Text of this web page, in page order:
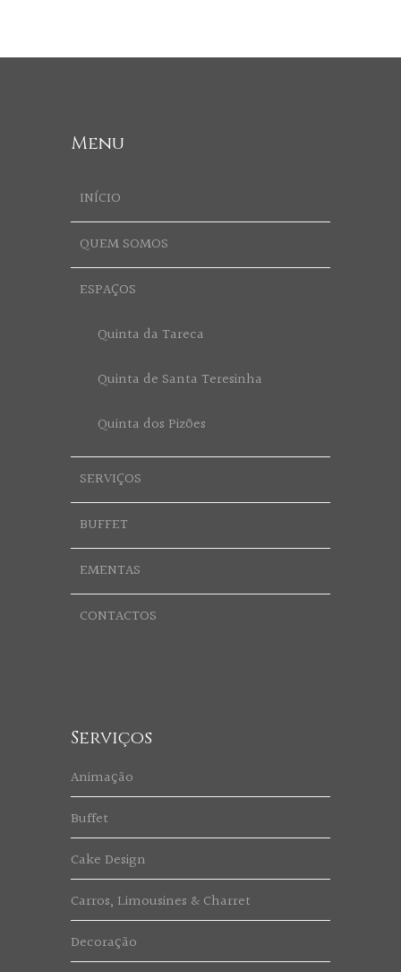
Menu
INÍCIO
QUEM SOMOS
ESPAÇOS
Quinta da Tareca
Quinta de Santa Teresinha
Quinta dos Pizões
SERVIÇOS
BUFFET
EMENTAS
CONTACTOS
Serviços
Animação
Buffet
Cake Design
Carros, Limousines & Charret
Decoração